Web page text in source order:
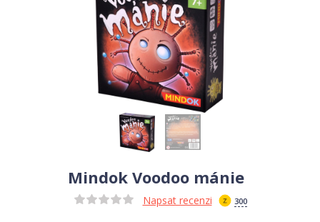
Mindok Voodoo mánie
Napsat recenzi 300